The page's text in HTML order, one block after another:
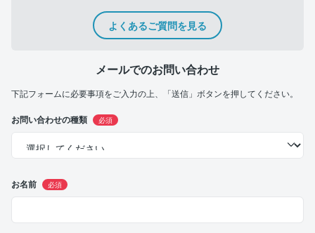
よくあるご質問を見る
メールでのお問い合わせ
下記フォームに必要事項をご入力の上、「送信」ボタンを押してください。
お問い合わせの種類 必須
お名前 必須